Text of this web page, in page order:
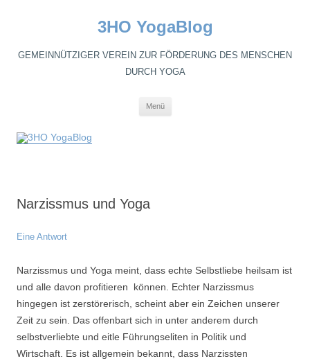
3HO YogaBlog
GEMEINNÜTZIGER VEREIN ZUR FÖRDERUNG DES MENSCHEN
DURCH YOGA
Menü
Narzissmus und Yoga
Eine Antwort
Narzissmus und Yoga meint, dass echte Selbstliebe heilsam ist
und alle davon profitieren können. Echter Narzissmus
hingegen ist zerstörerisch, scheint aber ein Zeichen unserer
Zeit zu sein. Das offenbart sich in unter anderem durch
selbstverliebte und eitle Führungseliten in Politik und
Wirtschaft. Es ist allgemein bekannt, dass Narzissten